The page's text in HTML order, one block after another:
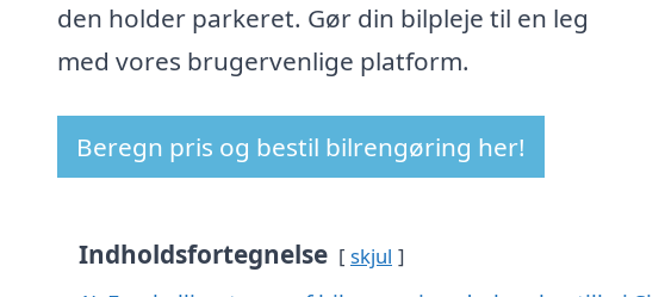
den holder parkeret. Gør din bilpleje til en leg
med vores brugervenlige platform.
Beregn pris og bestil bilrengøring her!
Indholdsfortegnelse skjul